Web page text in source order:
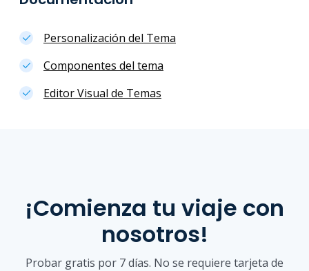
Personalización del Tema
Componentes del tema
Editor Visual de Temas
¡Comienza tu viaje con
nosotros!
Probar gratis por 7 días. No se requiere tarjeta de